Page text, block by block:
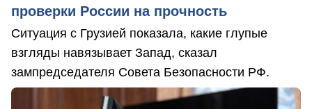
проверки России на прочность
Ситуация с Грузией показала, какие глупые
взгляды навязывает Запад, сказал
зампредседателя Совета Безопасности РФ.